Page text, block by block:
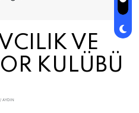
VE
KULÜBÜ
AYDIN